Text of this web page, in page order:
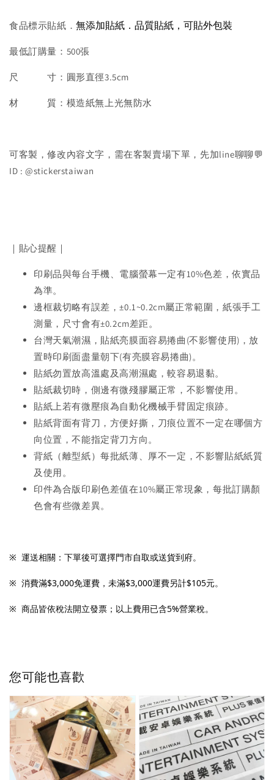
食品標示貼紙．無添加貼紙．品質貼紙，可貼外包裝
最低訂購量：500張
尺 寸：圓形直徑3.5cm
材 質：模造紙無上光無防水
可客製，修改內容文字，需在客製賣場下單，先加line聊聊💬
ID : @stickerstaiwan
｜貼心提醒｜
印刷品與每台手機、電腦螢幕一定有10%色差，依實品
為準。
邊框裁切略有誤差，±0.1~0.2cm屬正常範圍，紙張手工
測量，尺寸會有±0.2cm差距。
台灣天氣潮濕，貼紙亮膜面容易捲曲(不影響使用)，放
置時印刷面盡量朝下(有亮膜容易捲曲)。
貼紙勿置放高溫處及高潮濕處，較容易退黏。
貼紙裁切時，側邊有微殘膠屬正常，不影響使用。
貼紙上若有微壓痕為自動化機械手臂固定痕跡。
貼紙背面有背刀，方便好撕，刀痕位置不一定在哪個方
向位置，不能指定背刀方向。
背紙（離型紙）每批紙薄、厚不一定，不影響貼紙紙質
及使用。
印件為合版印刷色差值在10%屬正常現象，每批訂購顏
色會有些微差異。
※ 運送相關：下單後可選擇門市自取或送貨到府。
※ 消費滿$3,000免運費，未滿$3,000運費另計$105元。
※ 商品皆依稅法開立發票；以上費用已含5%營業稅。
您可能也喜歡